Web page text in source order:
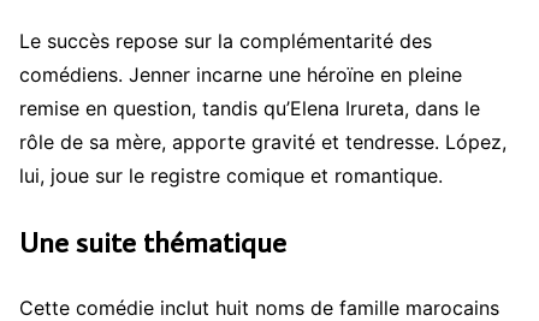
Le succès repose sur la complémentarité des
comédiens. Jenner incarne une héroïne en pleine
remise en question, tandis qu’Elena Irureta, dans le
rôle de sa mère, apporte gravité et tendresse. López,
lui, joue sur le registre comique et romantique.
Une suite thématique
Cette comédie inclut huit noms de famille marocains